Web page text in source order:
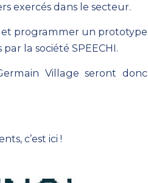
exercés dans le secteur.
et programmer un prototype
la société SPEECHI.
Village seront donc
c’est ici !